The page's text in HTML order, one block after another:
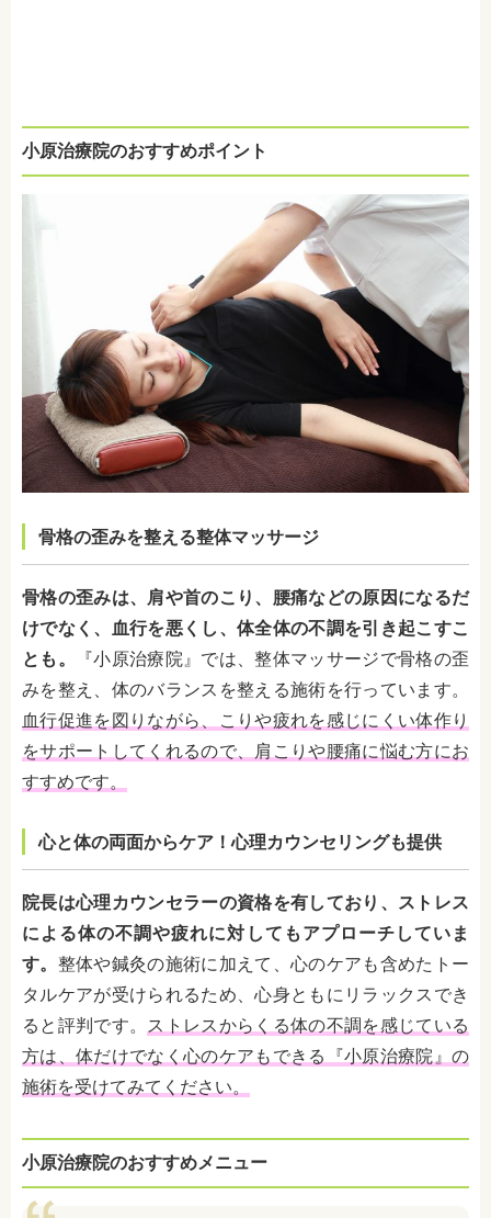
小原治療院のおすすめポイント
骨格の歪みを整える整体マッサージ
骨格の歪みは、肩や首のこり、腰痛などの原因になるだ
けでなく、血行を悪くし、体全体の不調を引き起こすこ
とも。
『小原治療院』では、整体マッサージで骨格の歪
みを整え、体のバランスを整える施術を行っています。
血行促進を図りながら、こりや疲れを感じにくい体作り
をサポートしてくれるので、肩こりや腰痛に悩む方にお
すすめです。
心と体の両面からケア！心理カウンセリングも提供
院長は心理カウンセラーの資格を有しており、ストレス
による体の不調や疲れに対してもアプローチしていま
す。 整体や鍼灸の施術に加えて、心のケアも含めたトー
タルケアが受けられるため、心身ともにリラックスでき
ると評判です。 ストレスからくる体の不調を感じている
方は、体だけでなく心のケアもできる『小原治療院』の
施術を受けてみてください。
小原治療院のおすすめメニュー